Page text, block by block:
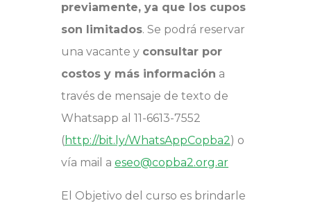
previamente, ya que los cupos
son limitados. Se podrá reservar
una vacante y consultar por
costos y más información a
través de mensaje de texto de
Whatsapp al 11-6613-7552
(http://bit.ly/WhatsAppCopba2) o
vía mail a eseo@copba2.org.ar
El Objetivo del curso es brindarle